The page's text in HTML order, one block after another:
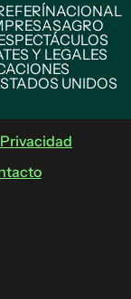
NACIONAL
AGRO
Y LEGALES
UNIDOS